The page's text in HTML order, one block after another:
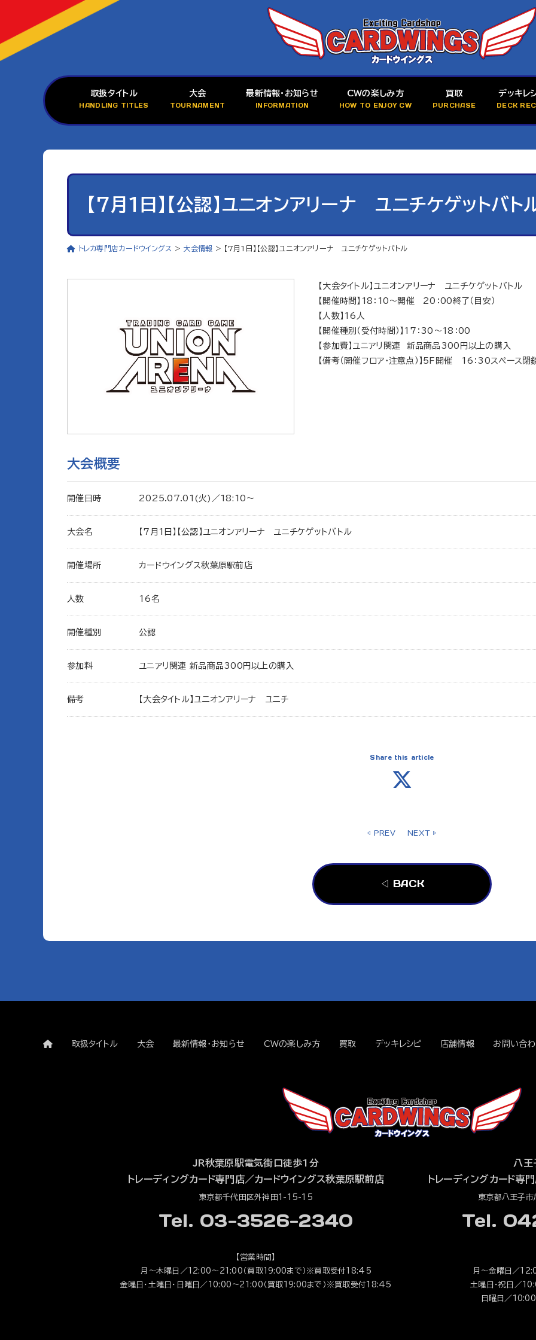
取扱タイトル
HANDLING TITLES
大会
TOURNAMENT
最新情報・お知らせ
INFORMATION
CWの楽しみ方
HOW TO ENJOY CW
買取
PURCHASE
デッキレ
DECK
【7月1日】【公認】ユニオンアリーナ ユニチケゲットバト
トレカ専門店カードウイングス > 大会情報 > 【7月1日】【公認】ユニオンアリーナ ユニチケゲットバトル
【大会タイトル】ユニオンアリーナ ユニチケゲットバトル
【開催時間】18：10～開催 20：00終了（目安）
【人数】16人
【開催種別（受付時間）】17：30～18：00
【参加費】ユニアリ関連 新品商品300円以上の購入
【備考（開催フロア・注意点）】5F開催 16：30スペース閉
大会概要
開催日時 2025.07.01(火)／18:10〜
大会名 【7月1日】【公認】ユニオンアリーナ ユニチケゲットバトル
開催場所 カードウイングス秋葉原駅前店
人数 16名
開催種別 公認
参加料 ユニアリ関連 新品商品300円以上の購入
備考 【大会タイトル】ユニオンアリーナ ユニチ
Share this article
◁ PREV NEXT ▷
◁ BACK
取扱タイトル 大会 最新情報・お知らせ CWの楽しみ方 買取 デッキレシピ 店舗情報 お問い合
JR秋葉原駅電気街口徒歩1分
トレーディングカード専門店／カードウイングス秋葉原駅前店
東京都千代田区外神田1-15-15
Tel. 03-3526-2340
【営業時間】
月～木曜日／12:00～21:00（買取19:00まで）※買取受付18:45
金曜日・土曜日・日曜日／10:00～21:00（買取19:00まで）※買取受付18:45
八王
トレーディングカード専
東京都八王子
Tel.
月～金曜日／
土曜日・祝日／
日曜日／